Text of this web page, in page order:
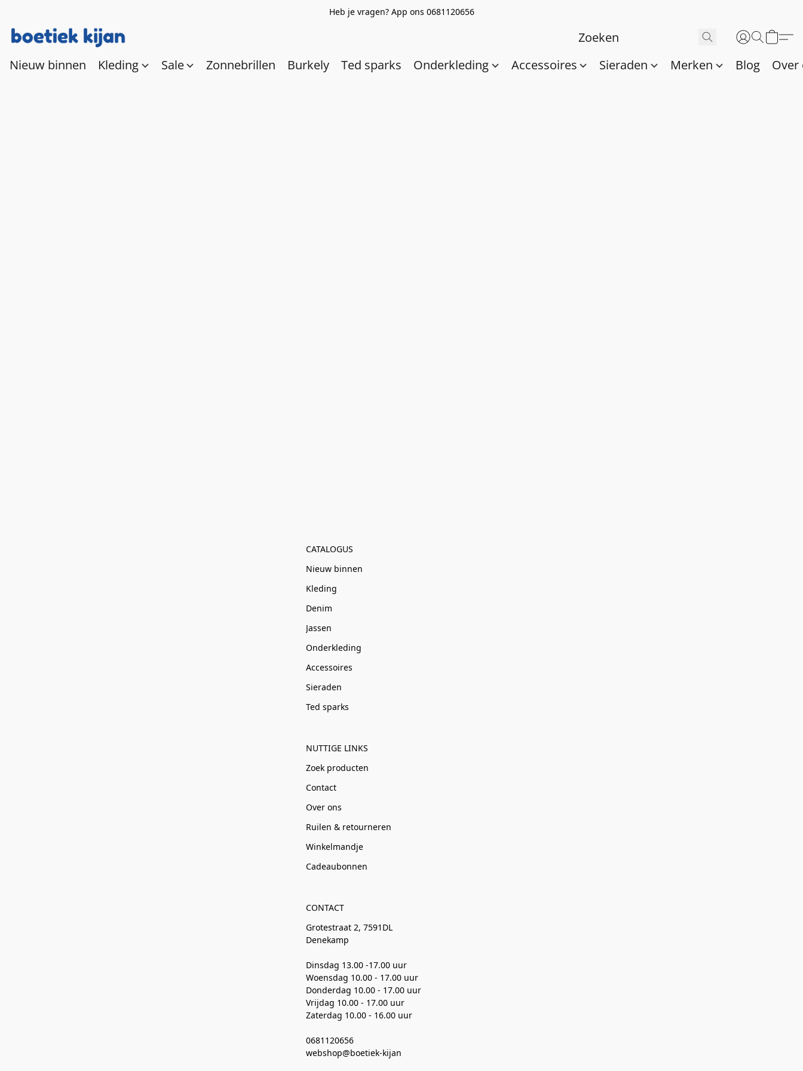
Heb je vragen? App ons 0681120656
Nieuw binnen Kleding Sale Zonnebrillen Burkely Ted sparks Onderkleding Accessoires Sieraden Merken Blog Over
CATALOGUS
Nieuw binnen
Kleding
Denim
Jassen
Onderkleding
Accessoires
Sieraden
Ted sparks
NUTTIGE LINKS
Zoek producten
Contact
Over ons
Ruilen & retourneren
Winkelmandje
Cadeaubonnen
CONTACT
Grotestraat 2, 7591DL
Denekamp
Dinsdag 13.00 -17.00 uur
Woensdag 10.00 - 17.00 uur
Donderdag 10.00 - 17.00 uur
Vrijdag 10.00 - 17.00 uur
Zaterdag 10.00 - 16.00 uur
0681120656
webshop@boetiek-kijan